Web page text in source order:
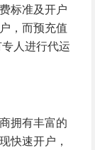
标准及开户
，而预充值
人进行代运
拥有丰富的
快速开户，